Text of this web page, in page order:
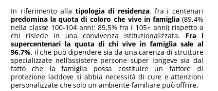
In riferimento alla tipologia di residenza, fra i centenari
predomina la quota di coloro che vive in famiglia(89,4%
nella classe 100-104 anni; 89,5% fra i 105+ anni) rispetto a
chi risiede in una convivenza istituzionalizzata. Fra i
supercentenari la quota di chi vive in famiglia sale al
96,7%, il che può dipendere sia da una carenza di strutture
specializzate nell’assistere persone super longeve sia dal
fatto che la famiglia possa costituire un fattore di
protezione laddove si abbia necessità di cure e attenzioni
personalizzate che solo un ambiente familiare può offrire.